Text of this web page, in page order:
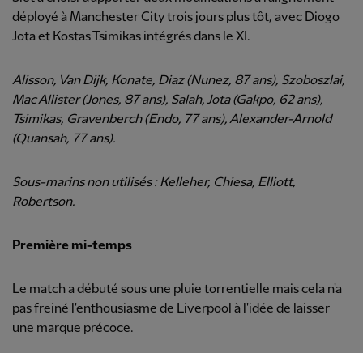
déployé à Manchester City trois jours plus tôt, avec Diogo
Jota et Kostas Tsimikas intégrés dans le XI.
Alisson, Van Dijk, Konate, Diaz (Nunez, 87 ans), Szoboszlai,
Mac Allister (Jones, 87 ans), Salah, Jota (Gakpo, 62 ans),
Tsimikas, Gravenberch (Endo, 77 ans), Alexander-Arnold
(Quansah, 77 ans).
Sous-marins non utilisés : Kelleher, Chiesa, Elliott,
Robertson.
Première mi-temps
Le match a débuté sous une pluie torrentielle mais cela n'a
pas freiné l'enthousiasme de Liverpool à l'idée de laisser
une marque précoce.